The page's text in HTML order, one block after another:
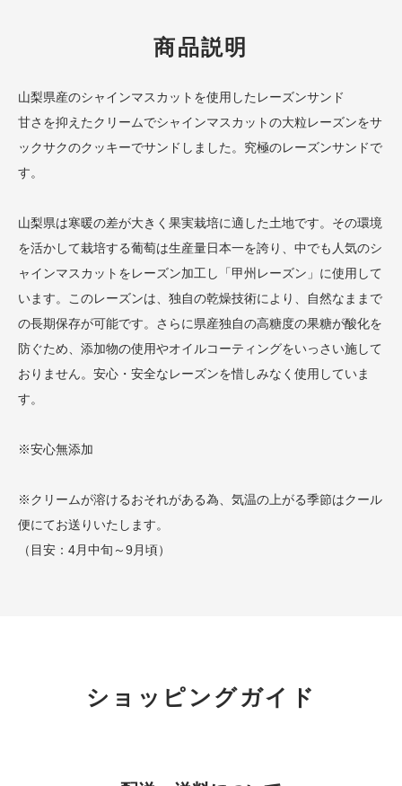
商品説明
山梨県産のシャインマスカットを使用したレーズンサンド
甘さを抑えたクリームでシャインマスカットの大粒レーズンをサ
ックサクのクッキーでサンドしました。究極のレーズンサンドで
す。
山梨県は寒暖の差が大きく果実栽培に適した土地です。その環境
を活かして栽培する葡萄は生産量日本一を誇り、中でも人気のシ
ャインマスカットをレーズン加工し「甲州レーズン」に使用して
います。このレーズンは、独自の乾燥技術により、自然なままで
の長期保存が可能です。さらに県産独自の高糖度の果糖が酸化を
防ぐため、添加物の使用やオイルコーティングをいっさい施して
おりません。安心・安全なレーズンを惜しみなく使用していま
す。
※安心無添加
※クリームが溶けるおそれがある為、気温の上がる季節はクール
便にてお送りいたします。
（目安：4月中旬～9月頃）
ショッピングガイド